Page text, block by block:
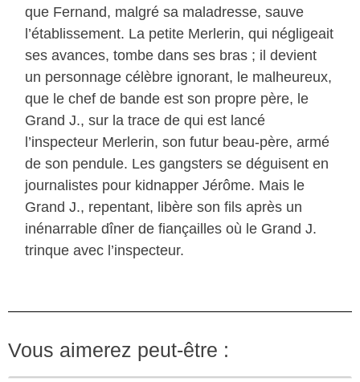
que Fernand, malgré sa maladresse, sauve
l’établissement. La petite Merlerin, qui négligeait
ses avances, tombe dans ses bras ; il devient
un personnage célèbre ignorant, le malheureux,
que le chef de bande est son propre père, le
Grand J., sur la trace de qui est lancé
l’inspecteur Merlerin, son futur beau-père, armé
de son pendule. Les gangsters se déguisent en
journalistes pour kidnapper Jérôme. Mais le
Grand J., repentant, libère son fils après un
inénarrable dîner de fiançailles où le Grand J.
trinque avec l’inspecteur.
Vous aimerez peut-être :